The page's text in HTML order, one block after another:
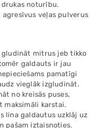
noturību.
veļas pulverus
mitrus jeb tikko
galdauts ir jau
pamatīgi
vieglāk izgludināt.
no kreisās puses,
karstai.
lina galdautus uzklāj uz
pašam iztaisnoties.